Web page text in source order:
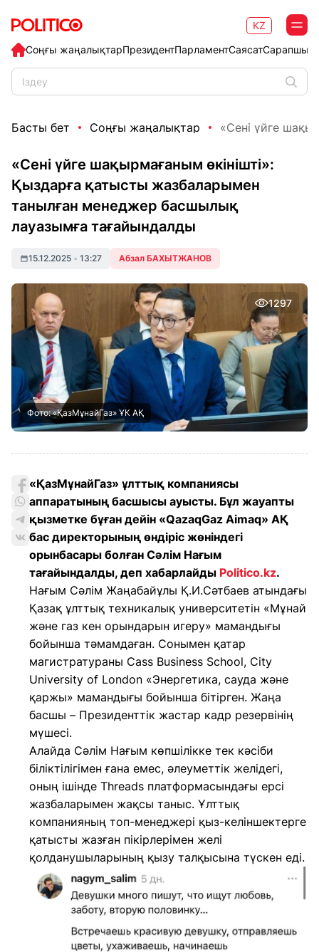
Соңғы жаңалықтарПрезидентПарламентСаясат
KZ
Басты бет Соңғы жаңалықтар «Сені үйге
«Сені үйге шақырмағаным өкінішті»:
Қыздарға қатысты жазбаларымен
танылған менеджер басшылық
лауазымға тағайындалды
15.12.2025 • 13:27 Абзал БАХЫТЖАНОВ
1297
Фото: «ҚазМұнайГаз» ҰК АҚ
«ҚазМұнайГаз» ұлттық компаниясы
аппаратының басшысы ауысты. Бұл жауапты
қызметке бұған дейін «QazaqGaz Aimaq» АҚ
бас директорының өндіріс жөніндегі
орынбасары болған Сәлім Нағым
тағайындалды, деп хабарлайды Politico.kz.
Нағым Сәлім Жаңабайұлы Қ.И.Сәтбаев атындағы
Қазақ ұлттық техникалық университетін «Мұнай
және газ кен орындарын игеру» мамандығы
бойынша тәмамдаған. Сонымен қатар
магистратураны Cass Business School, City
University of London «Энергетика, сауда және
қаржы» мамандығы бойынша бітірген. Жаңа
басшы – Президенттік жастар кадр резервінің
мүшесі.
Алайда Сәлім Нағым көпшілікке тек кәсіби
біліктілігімен ғана емес, әлеуметтік желідегі,
оның ішінде Threads платформасындағы ерсі
жазбаларымен жақсы таныс. Ұлттық
компанияның топ-менеджері қыз-келіншектерге
қатысты жазған пікірлерімен желі
қолданушыларының қызу талқысына түскен еді.